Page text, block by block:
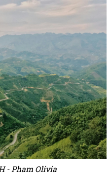
- Pham Olivia